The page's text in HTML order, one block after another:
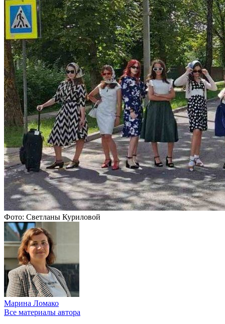
Фото: Светланы Куриловой
Марина Ломако
Все материалы автора